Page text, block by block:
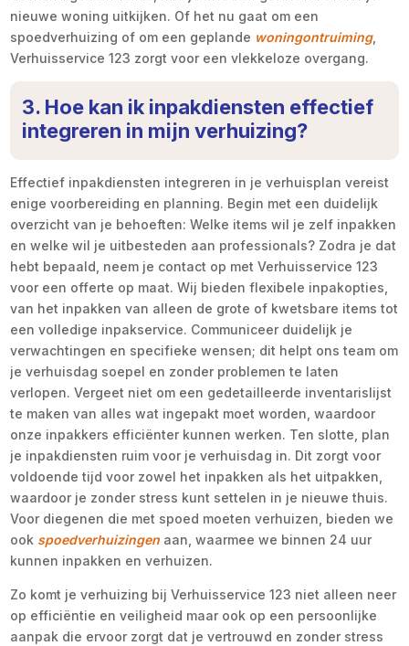
nieuwe woning uitkijken. Of het nu gaat om een
spoedverhuizing of om een geplande woningontruiming,
Verhuisservice 123 zorgt voor een vlekkeloze overgang.
3. Hoe kan ik inpakdiensten effectief
integreren in mijn verhuizing?
Effectief inpakdiensten integreren in je verhuisplan vereist
enige voorbereiding en planning. Begin met een duidelijk
overzicht van je behoeften: Welke items wil je zelf inpakken
en welke wil je uitbesteden aan professionals? Zodra je dat
hebt bepaald, neem je contact op met Verhuisservice 123
voor een offerte op maat. Wij bieden flexibele inpakopties,
van het inpakken van alleen de grote of kwetsbare items tot
een volledige inpakservice. Communiceer duidelijk je
verwachtingen en specifieke wensen; dit helpt ons team om
je verhuisdag soepel en zonder problemen te laten
verlopen. Vergeet niet om een gedetailleerde inventarislijst
te maken van alles wat ingepakt moet worden, waardoor
onze inpakkers efficiënter kunnen werken. Ten slotte, plan
je inpakdiensten ruim voor je verhuisdag in. Dit zorgt voor
voldoende tijd voor zowel het inpakken als het uitpakken,
waardoor je zonder stress kunt settelen in je nieuwe thuis.
Voor diegenen die met spoed moeten verhuizen, bieden we
ook spoedverhuizingen aan, waarmee we binnen 24 uur
kunnen inpakken en verhuizen.
Zo komt je verhuizing bij Verhuisservice 123 niet alleen neer
op efficiëntie en veiligheid maar ook op een persoonlijke
aanpak die ervoor zorgt dat je vertrouwd en zonder stress